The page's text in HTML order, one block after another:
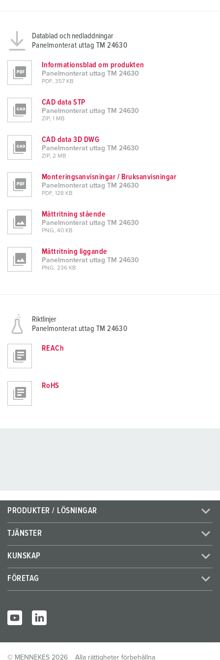
Datablad och nedladdningar
Panelmonterat uttag TM 24630
Informationsblad om produkten
Panelmonterat uttag TM 24630
PDF, 357 KB
CAD data STP
Panelmonterat uttag TM 24630
ZIP, 1 MB
CAD data 3D DWG
Panelmonterat uttag TM 24630
ZIP, 2 MB
Monteringsanvisningar / Bruksanvisningar
Panelmonterat uttag TM 24630
PDF, 128 KB
Måttritning stående
Panelmonterat uttag TM 24630
PNG, 40 KB
Måttritning liggande
Panelmonterat uttag TM 24630
PNG, 236 KB
Riktlinjer
Panelmonterat uttag TM 24630
REACh
RoHS
PRODUKTER / LÖSNINGAR
TJÄNSTER
KUNSKAP
FÖRETAG
© MENNEKES 2026 Alla rättigheter förbehållna